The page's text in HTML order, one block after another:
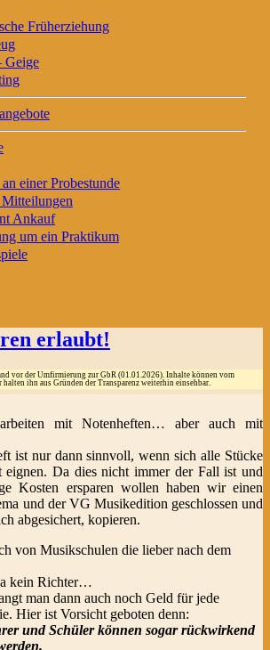
Früherziehung
Geige
an einer Probestunde
Mitteilungen
Ankauf
um ein Praktikum
erlaubt!
vor der Umfirmierung zur GbR (01.01.2026). Inhalte können vom
ihn aus Gründen der Transparenz weiterhin einsehbar.
mit Notenheften… aber auch mit
ist nur dann sinnvoll, wenn sich alle Stücke
eignen. Da dies nicht immer der Fall ist und
Kosten ersparen wollen haben wir einen
und der VG Musikedition geschlossen und
abgesichert, kopieren.
von Musikschulen die lieber nach dem
kein Richter…
man dann auch noch Geld für jede
Hier ist Vorsicht geboten denn:
und Schüler können sogar rückwirkend